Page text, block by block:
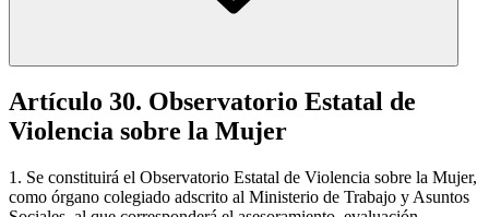
Artículo 30. Observatorio Estatal de
Violencia sobre la Mujer
1. Se constituirá el Observatorio Estatal de Violencia sobre la Mujer,
como órgano colegiado adscrito al Ministerio de Trabajo y Asuntos